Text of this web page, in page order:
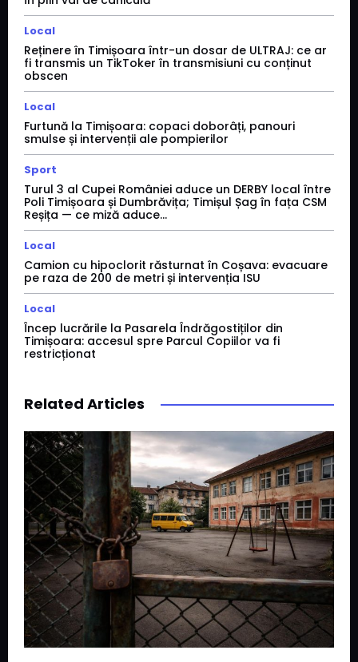
Local
Reținere în Timișoara într-un dosar de ULTRAJ: ce ar
fi transmis un TikToker în transmisiuni cu conținut
obscen
Local
Furtună la Timișoara: copaci doborâți, panouri
smulse și intervenții ale pompierilor
Sport
Turul 3 al Cupei României aduce un DERBY local între
Poli Timișoara și Dumbrăvița; Timișul Șag în fața CSM
Reșița — ce miză aduce...
Local
Camion cu hipoclorit răsturnat în Coșava: evacuare
pe raza de 200 de metri și intervenția ISU
Local
Încep lucrările la Pasarela Îndrăgostiților din
Timișoara: accesul spre Parcul Copiilor va fi
restricționat
Related Articles